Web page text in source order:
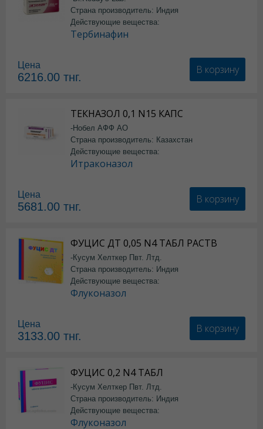
Страна производитель: Индия
Действующие вещества:
Тербинафин
Цена
6216.00 тнг.
В корзину
ТЕКНАЗОЛ 0,1 N15 КАПС
-Нобел АФФ АО
Страна производитель: Казахстан
Действующие вещества:
Итраконазол
Цена
5681.00 тнг.
В корзину
ФУЦИС ДТ 0,05 N4 ТАБЛ РАСТВ
-Кусум Хелткер Пвт. Лтд.
Страна производитель: Индия
Действующие вещества:
Флуконазол
Цена
3133.00 тнг.
В корзину
ФУЦИС 0,2 N4 ТАБЛ
-Кусум Хелткер Пвт. Лтд.
Страна производитель: Индия
Действующие вещества:
Флуконазол